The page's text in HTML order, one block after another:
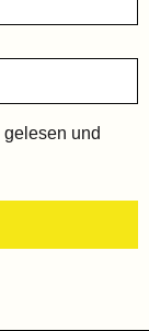
gelesen und